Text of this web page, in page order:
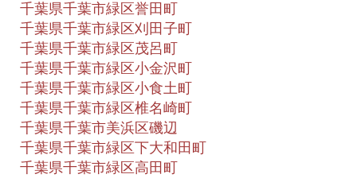
千葉県千葉市緑区誉田町
千葉県千葉市緑区刈田子町
千葉県千葉市緑区茂呂町
千葉県千葉市緑区小金沢町
千葉県千葉市緑区小食土町
千葉県千葉市緑区椎名崎町
千葉県千葉市美浜区磯辺
千葉県千葉市緑区下大和田町
千葉県千葉市緑区高田町